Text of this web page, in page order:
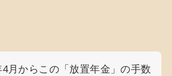
月からこの「放置年金」の手数